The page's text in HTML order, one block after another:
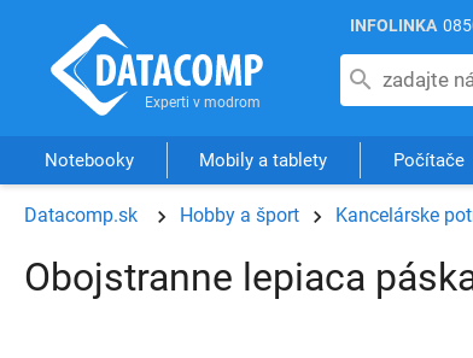
INFOLINKA
Notebooky Mobily a tablety Počítače
Datacomp.sk Hobby a šport Kancelárske
Obojstranne lepiaca